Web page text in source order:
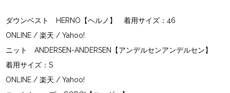
ダウンベスト HERNO【ヘルノ】 着用サイズ：46
ONLINE /楽天 /Yahoo!
ニット ANDERSEN-ANDERSEN【アンデルセンアンデルセン】
着用サイズ：S
ONLINE /楽天 /Yahoo!